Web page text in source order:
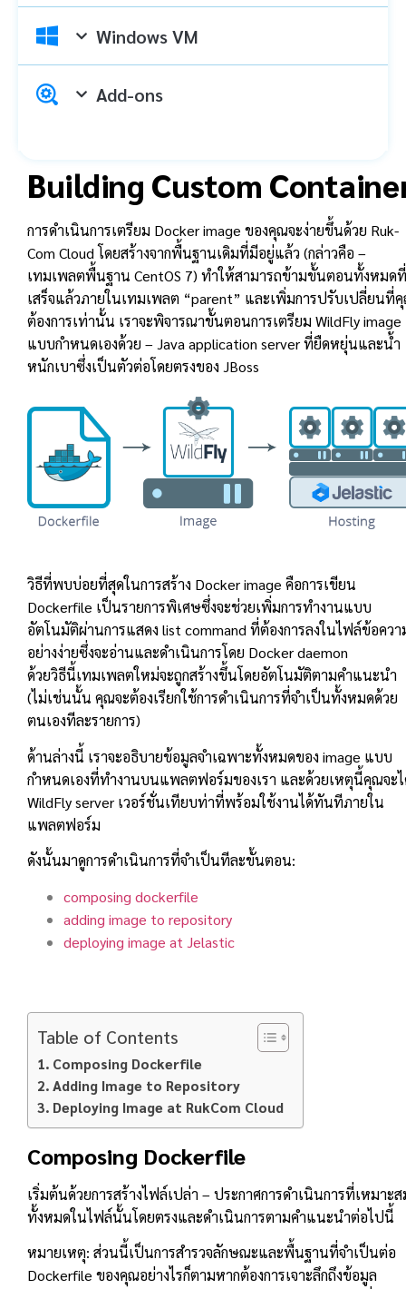
Windows VM
Add-ons
Building Custom
การดำเนินการเตรียม Docker image ของคุณจะง่ายขึ้นด้วย Ruk-
Com Cloud โดยสร้างจากพื้นฐานเดิมที่มีอยู่แล้ว (กล่าวคือ –
เทมเพลตพื้นฐาน CentOS 7) ทำให้สามารถข้ามขั้นตอนทั้งหมดที่
เสร็จแล้วภายในเทมเพลต “parent” และเพิ่มการปรับเปลี่ยนที่
ต้องการเท่านั้น เราจะพิจารณาขั้นตอนการเตรียม WildFly image
แบบกำหนดเองด้วย – Java application server ที่ยืดหยุ่นและน้ำ
หนักเบาซึ่งเป็นตัวต่อโดยตรงของ JBoss
วิธีที่พบบ่อยที่สุดในการสร้าง Docker image คือการเขียน
Dockerfile เป็นรายการพิเศษซึ่งจะช่วยเพิ่มการทำงานแบบ
อัตโนมัติผ่านการแสดง list command ที่ต้องการลงในไฟล์ข้อควา
อย่างง่ายซึ่งจะอ่านและดำเนินการโดย Docker daemon
ด้วยวิธีนี้เทมเพลตใหม่จะถูกสร้างขึ้นโดยอัตโนมัติตามคำแนะนำ
(ไม่เช่นนั้น คุณจะต้องเรียกใช้การดำเนินการที่จำเป็นทั้งหมดด้วย
ตนเองทีละรายการ)
ด้านล่างนี้ เราจะอธิบายข้อมูลจำเฉพาะทั้งหมดของ image แบบ
กำหนดเองที่ทำงานบนแพลตฟอร์มของเรา และด้วยเหตุนี้คุณจะ
WildFly server เวอร์ชั่นเทียบท่าที่พร้อมใช้งานได้ทันทีภายใน
แพลตฟอร์ม
ดังนั้นมาดูการดำเนินการที่จำเป็นทีละขั้นตอน:
composing dockerfile
adding image to repository
deploying image at Jelastic
Table of Contents
Composing Dockerfile
Adding Image to Repository
Deploying Image at RukCom Cloud
Composing Dockerfile
เริ่มต้นด้วยการสร้างไฟล์เปล่า – ประกาศการดำเนินการที่เหมาะ
ทั้งหมดในไฟล์นั้นโดยตรงและดำเนินการตามคำแนะนำต่อไปนี้
หมายเหตุ: ส่วนนี้เป็นการสำรวจลักษณะและพื้นฐานที่จำเป็นต่อ
Dockerfile ของคุณอย่างไรก็ตามหากต้องการเจาะลึกถึงข้อมูล